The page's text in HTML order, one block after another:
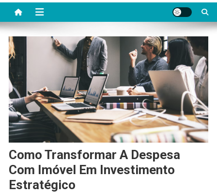
Como Transformar A Despesa
Com Imóvel Em Investimento
Estratégico